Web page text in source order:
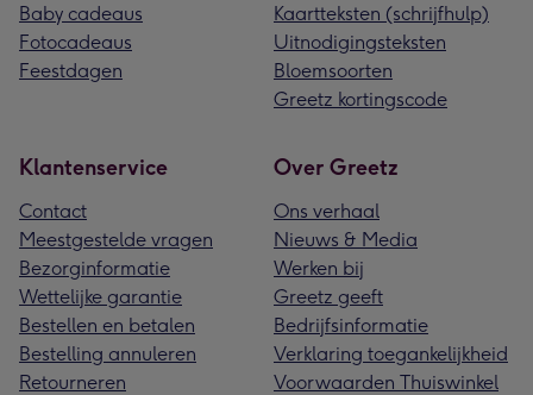
Baby cadeaus
Fotocadeaus
Feestdagen
Kaartteksten (schrijfhulp)
Uitnodigingsteksten
Bloemsoorten
Greetz kortingscode
Klantenservice
Contact
Meestgestelde vragen
Bezorginformatie
Wettelijke garantie
Bestellen en betalen
Bestelling annuleren
Retourneren
Over Greetz
Ons verhaal
Nieuws & Media
Werken bij
Greetz geeft
Bedrijfsinformatie
Verklaring toegankelijkheid
Voorwaarden Thuiswinkel